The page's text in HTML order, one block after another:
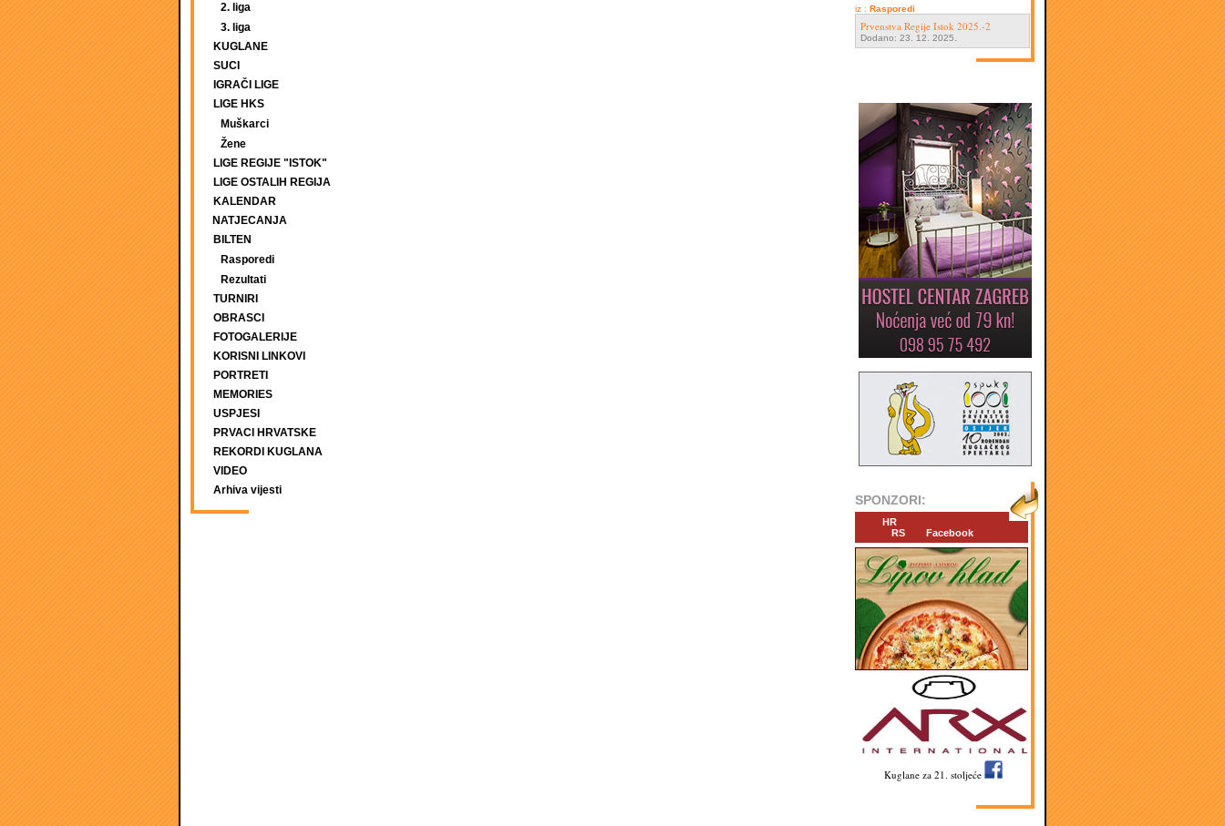
2. liga
3. liga
KUGLANE
SUCI
IGRAČI LIGE
LIGE HKS
Muškarci
Žene
LIGE REGIJE "ISTOK"
LIGE OSTALIH REGIJA
KALENDAR
NATJECANJA
BILTEN
Rasporedi
Rezultati
TURNIRI
OBRASCI
FOTOGALERIJE
KORISNI LINKOVI
PORTRETI
MEMORIES
USPJESI
PRVACI HRVATSKE
REKORDI KUGLANA
VIDEO
Arhiva vijesti
iz : Rasporedi
Prvenstva Regije Istok 2025.-2
Dodano: 23. 12. 2025.
SPONZORI:
HR
RS
Facebook
Kuglane za 21. stoljeće